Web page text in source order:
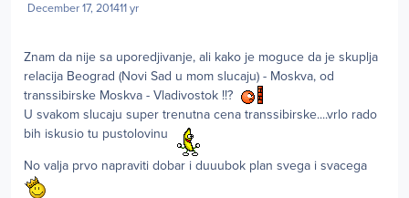
December 17, 201411 yr
Znam da nije sa uporedjivanje, ali kako je moguce da je skuplja
relacija Beograd (Novi Sad u mom slucaju) - Moskva, od
transsibirske Moskva - Vladivostok !!?
U svakom slucaju super trenutna cena transsibirske....vrlo rado
bih iskusio tu pustolovinu
No valja prvo napraviti dobar i duuubok plan svega i svacega